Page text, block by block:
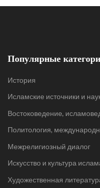
Популярные
История
Исламские источники и
Востоковедение,
Политология,
Межрелигиозный диалог
Искусство и культура
Художественная